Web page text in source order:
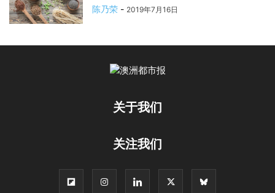
陈乃荣 - 2019年7月16日
关于我们
关注我们